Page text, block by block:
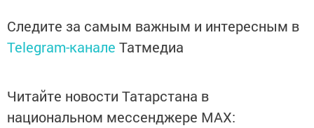
Следите за самым важным и интересным в
Telegram-канале Татмедиа
Читайте новости Татарстана в
национальном мессенджере MАХ: